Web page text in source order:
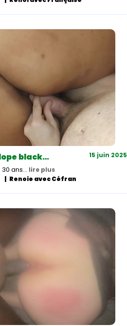
black… 15 juin 2025
30 ans… lire plus
Renoie avec Céfran